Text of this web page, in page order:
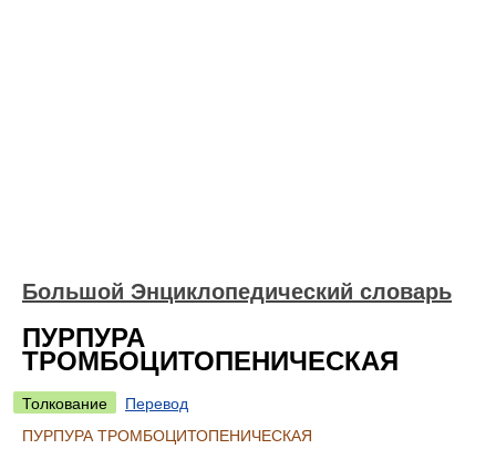
Большой Энциклопедический словарь
ПУРПУРА
ТРОМБОЦИТОПЕНИЧЕСКАЯ
Толкование
Перевод
ПУРПУРА ТРОМБОЦИТОПЕНИЧЕСКАЯ